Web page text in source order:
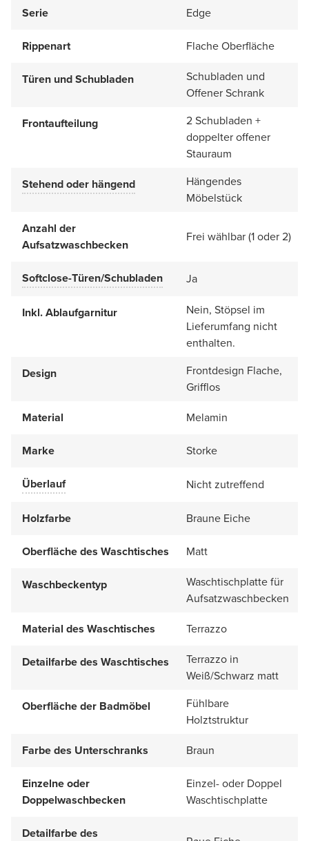
Serie
Edge
Rippenart Flache Oberfläche
Türen und Schubladen
Schubladen und
Offener Schrank
Frontaufteilung
2 Schubladen +
doppelter offener
Stauraum
Stehend oder hängend
Hängendes
Möbelstück
Anzahl der
Aufsatzwaschbecken
Frei wählbar (1 oder 2)
Softclose-Türen/Schubladen Ja
Inkl. Ablaufgarnitur
Nein, Stöpsel im
Lieferumfang nicht
enthalten.
Design
Frontdesign Flache,
Grifflos
Material
Melamin
Marke Storke
Überlauf Nicht zutreffend
Holzfarbe Braune Eiche
Oberfläche des Waschtisches Matt
Waschbeckentyp
Waschtischplatte für
Aufsatzwaschbecken
Material des Waschtisches
Terrazzo
Detailfarbe des Waschtisches
Terrazzo in
Weiß/Schwarz matt
Oberfläche der Badmöbel
Fühlbare
Holztstruktur
Farbe des Unterschranks
Braun
Einzelne oder
Doppelwaschbecken
Einzel- oder Doppel
Waschtischplatte
Detailfarbe des